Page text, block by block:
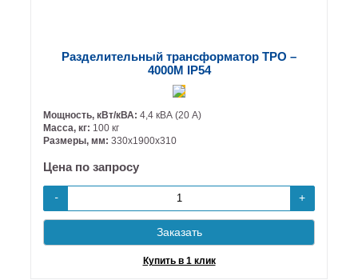
Разделительный трансформатор ТРО –
4000М IP54
Мощность, кВт/кВА: 4,4 кВА (20 А)
Масса, кг: 100 кг
Размеры, мм: 330х1900х310
Цена по запросу
- +
Заказать
Купить в 1 клик